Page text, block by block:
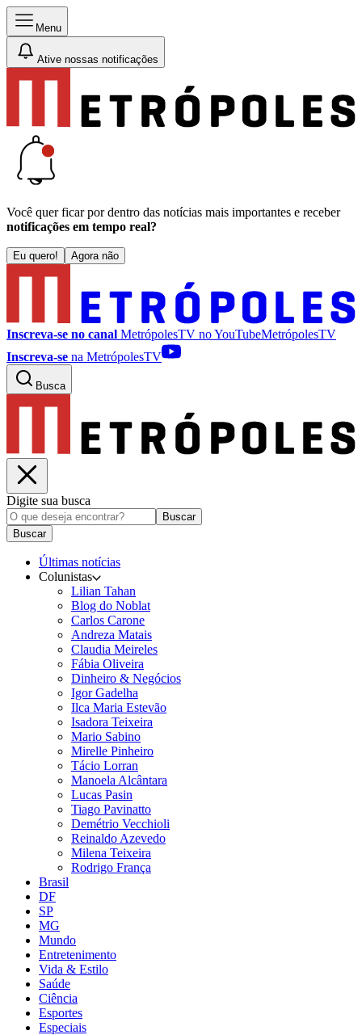
Menu
Ative nossas notificações
Você quer ficar por dentro das notícias mais importantes e receber
notificações em tempo real?
Eu quero! Agora não
Inscreva-se no canal MetrópolesTV noYouTubeMetrópolesTV
Inscreva-se na MetrópolesTV
Busca
Digite sua busca
Buscar
Buscar
Últimas notícias
Colunistas
Lilian Tahan
Blog do Noblat
Carlos Carone
Andreza Matais
Claudia Meireles
Fábia Oliveira
Dinheiro & Negócios
Igor Gadelha
Ilca Maria Estevão
Isadora Teixeira
Mario Sabino
Mirelle Pinheiro
Tácio Lorran
Manoela Alcântara
Lucas Pasin
Tiago Pavinatto
Demétrio Vecchioli
Reinaldo Azevedo
Milena Teixeira
Rodrigo França
Brasil
DF
SP
MG
Mundo
Entretenimento
Vida & Estilo
Saúde
Ciência
Esportes
Especiais